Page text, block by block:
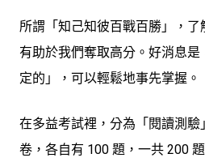
所謂「知己知彼百戰百勝」，
有助於我們奪取高分。好消息
定的」，可以輕鬆地事先掌握。
在多益考試裡，分為「閱讀測
卷，各自有 100 題，一共 200